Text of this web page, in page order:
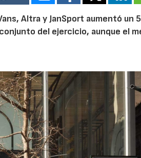
Altra y JanSport aumentó un
del ejercicio, aunque el